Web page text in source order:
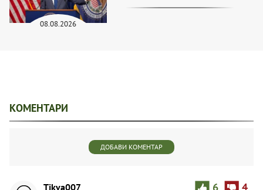
08.08.2026
КОМЕНТАРИ
ДОБАВИ КОМЕНТАР
Tikva007